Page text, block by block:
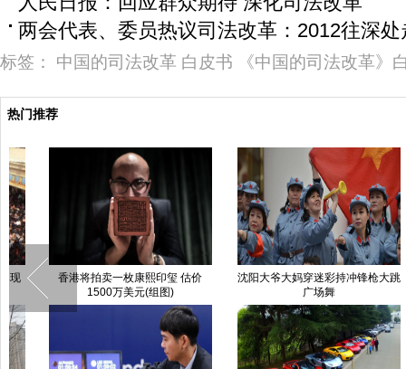
两会代表、委员热议司法改革：2012往深处
标签： 中国的司法改革 白皮书 《中国的司法改革》
热门推荐
沈阳大爷大妈穿迷彩持冲锋枪大跳
广场舞
江西高速一货车自燃 百万货物燃
烧殆尽